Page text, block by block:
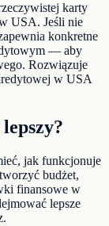
karty
USA. Jeśli nie
konkretne
— aby
Rozwiązuje
w USA
jak funkcjonuje
budżet,
finansowe w
lepsze